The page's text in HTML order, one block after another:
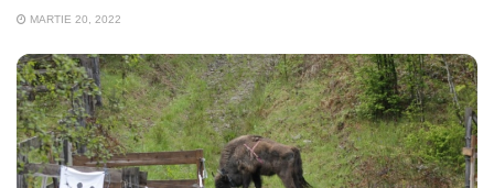
MARTIE 20, 2022